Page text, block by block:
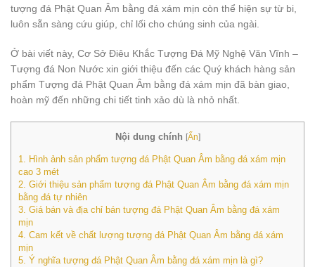
tượng đá Phật Quan Âm bằng đá xám mịn còn thể hiện sự từ bi,
luôn sẵn sàng cứu giúp, chỉ lối cho chúng sinh của ngài.
Ở bài viết này, Cơ Sở Điêu Khắc Tượng Đá Mỹ Nghệ Văn Vĩnh –
Tượng đá Non Nước xin giới thiệu đến các Quý khách hàng sản
phẩm Tượng đá Phật Quan Âm bằng đá xám mịn đã bàn giao,
hoàn mỹ đến những chi tiết tinh xảo dù là nhỏ nhất.
Nội dung chính [Ẩn]
1. Hình ảnh sản phẩm tượng đá Phật Quan Âm bằng đá xám mịn
cao 3 mét
2. Giới thiệu sản phẩm tượng đá Phật Quan Âm bằng đá xám mịn
bằng đá tự nhiên
3. Giá bán và địa chỉ bán tượng đá Phật Quan Âm bằng đá xám
mịn
4. Cam kết về chất lượng tượng đá Phật Quan Âm bằng đá xám
mịn
5. Ý nghĩa tượng đá Phật Quan Âm bằng đá xám mịn là gì?